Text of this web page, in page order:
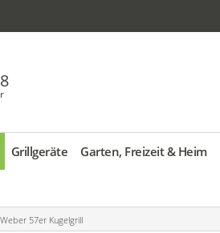
Grillgeräte Garten, Freizeit & Heim
Weber 57er Kugelgrill